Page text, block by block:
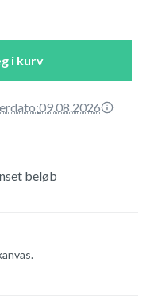
i kurv
09.08.2026
beløb